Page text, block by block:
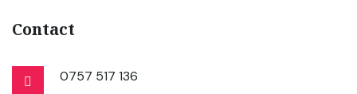
Contact
0757 517 136